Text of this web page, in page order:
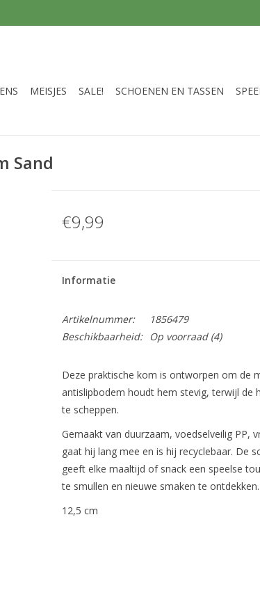
MEISJES SALE! SCHOENEN EN TASSEN
Sand
€9,99
Informatie
Artikelnummer:
1856479
Beschikbaarheid:
Op voorraad(4)
Deze praktische kom is ontworpen om de
antislipbodem houdt hem stevig, terwijl de
te scheppen.
Gemaakt van duurzaam, voedselveilig PP,
gaat hij lang mee en is hij recyclebaar. De
geeft elke maaltijd of snack een speelse
te smullen en nieuwe smaken te ontdekken.
12,5 cm